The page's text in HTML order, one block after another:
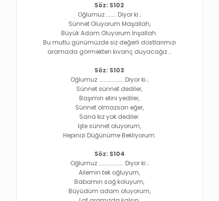
Söz: S102
Oğlumuz ………. Diyor ki ;
Sünnet Oluyorum Maşallah,
Büyük Adam Oluyorum İnşallah.
Bu mutlu günümüzde siz değerli dostlarımızı
aramızda görmekten kıvanç duyacağız.…
Söz: S103
Oğlumuz ……………………. Diyor ki ;
Sünnet sünnet dediler,
Başımın etini yediler,
Sünnet olmazsan eğer,
Sana kız yok dediler.
İşte sünnet oluyorum,
Hepinizi Düğünüme Bekliyorum.
Söz: S104
Oğlumuz ……………………. Diyor ki ;
Ailemin tek oğluyum,
Babamın sağ koluyum,
Büyüdüm adam oluyorum,